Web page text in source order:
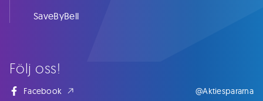
Följ oss!
Facebook @Aktiespararna
SaveByBell